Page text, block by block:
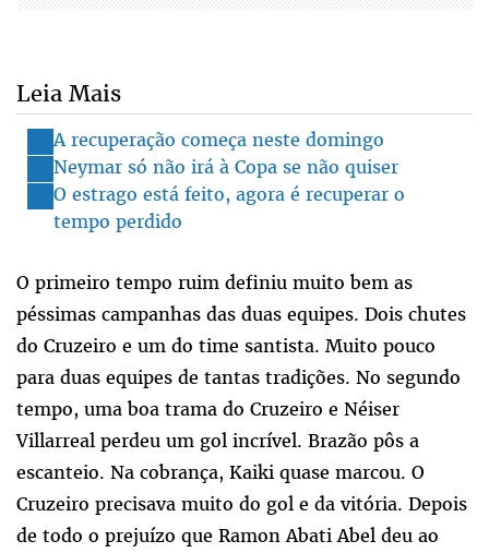
Leia Mais
A recuperação começa neste domingo
Neymar só não irá à Copa se não quiser
O estrago está feito, agora é recuperar o
tempo perdido
O primeiro tempo ruim definiu muito bem as
péssimas campanhas das duas equipes. Dois chutes
do Cruzeiro e um do time santista. Muito pouco
para duas equipes de tantas tradições. No segundo
tempo, uma boa trama do Cruzeiro e Néiser
Villarreal perdeu um gol incrível. Brazão pôs a
escanteio. Na cobrança, Kaiki quase marcou. O
Cruzeiro precisava muito do gol e da vitória. Depois
de todo o prejuízo que Ramon Abati Abel deu ao